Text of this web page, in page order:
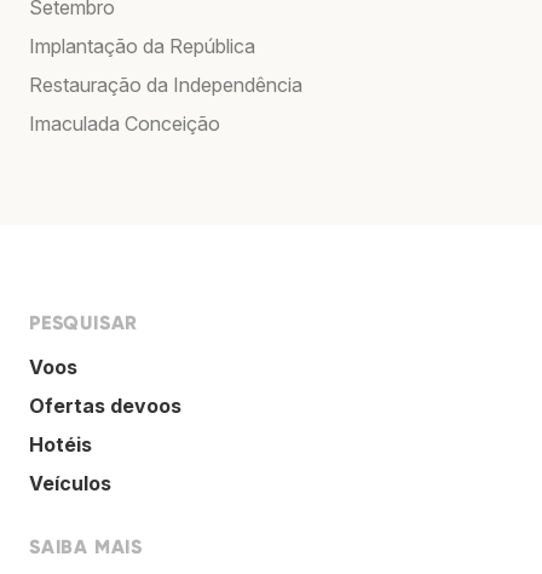
Setembro
Implantação da República
Restauração da Independência
Imaculada Conceição
PESQUISAR
Voos
Ofertas devoos
Hotéis
Veículos
SAIBA MAIS